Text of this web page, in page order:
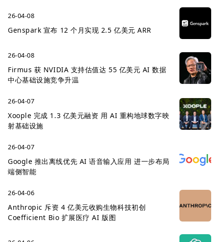
26-04-08
Genspark 宣布 12 个月实现 2.5 亿美元 ARR
26-04-08
Firmus 获 NVIDIA 支持估值达 55 亿美元 AI 数据
中心基础设施竞争升温
26-04-07
Xoople 完成 1.3 亿美元融资 用 AI 重构地球数字映
射基础设施
26-04-07
Google 推出离线优先 AI 语音输入应用 进一步布局
端侧智能
26-04-06
Anthropic 斥资 4 亿美元收购生物科技初创
Coefficient Bio 扩展医疗 AI 版图